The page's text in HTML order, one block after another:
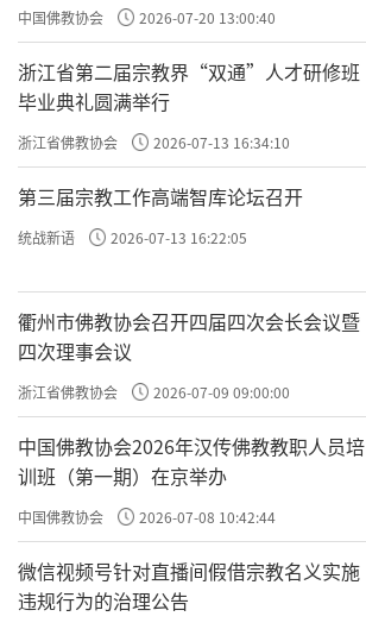
中国佛教协会 2026-07-20 13:00:40
浙江省第二届宗教界“双通”人才研修班
毕业典礼圆满举行
浙江省佛教协会 2026-07-13 16:34:10
第三届宗教工作高端智库论坛召开
统战新语 2026-07-13 16:22:05
衢州市佛教协会召开四届四次会长会议暨
四次理事会议
浙江省佛教协会 2026-07-09 09:00:00
中国佛教协会2026年汉传佛教教职人员培
训班（第一期）在京举办
中国佛教协会 2026-07-08 10:42:44
微信视频号针对直播间假借宗教名义实施
违规行为的治理公告